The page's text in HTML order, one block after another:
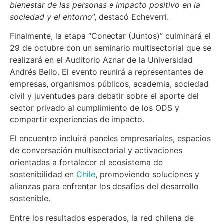
bienestar de las personas e impacto positivo en la
sociedad y el entorno”, destacó Echeverri.
Finalmente, la etapa “Conectar (Juntos)” culminará el
29 de octubre con un seminario multisectorial que se
realizará en el Auditorio Aznar de la Universidad
Andrés Bello. El evento reunirá a representantes de
empresas, organismos públicos, academia, sociedad
civil y juventudes para debatir sobre el aporte del
sector privado al cumplimiento de los ODS y
compartir experiencias de impacto.
El encuentro incluirá paneles empresariales, espacios
de conversación multisectorial y activaciones
orientadas a fortalecer el ecosistema de
sostenibilidad en Chile, promoviendo soluciones y
alianzas para enfrentar los desafíos del desarrollo
sostenible.
Entre los resultados esperados, la red chilena de